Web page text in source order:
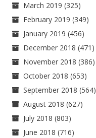
March 2019 (325)
February 2019 (349)
January 2019 (456)
December 2018 (471)
November 2018 (386)
October 2018 (653)
September 2018 (564)
August 2018 (627)
July 2018 (803)
June 2018 (716)